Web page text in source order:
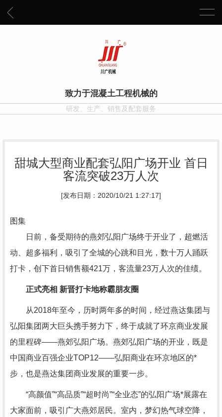
致力于混凝土工程机械的
研发、生产、销售及配套服务
甜城大型商业配套弘阳广场开业 首日
客流突破23万人次
[发布日期：2020/10/21 1:27:17]
图集
日前，备受期待的燕郊弘阳广场终于开业了，超燃活
动、超多福利，吸引了全城的心跳和目光，数十万人踊跃
打卡，创下首日销售额421万，客流量23万人次的佳绩。
正式亮相 新晋打卡地称霸朋友圈
从2018年至今，历时两年多的时间，经过燕达集团与
弘阳集团两大巨头携手努力下，终于成就了环京商业发展
的里程碑——燕郊弘阳广场。燕郊弘阳广场的开业，既是
中国商业百强企业TOP12——弘阳商业在环京地区的*
步，也是燕达集团商业发展的重要一步。
“高颜值”“高品质”“超时尚”“全业态”的弘阳广场*展露在
大家面前，吸引广大燕郊居民。室内，梦幻热气球空降，